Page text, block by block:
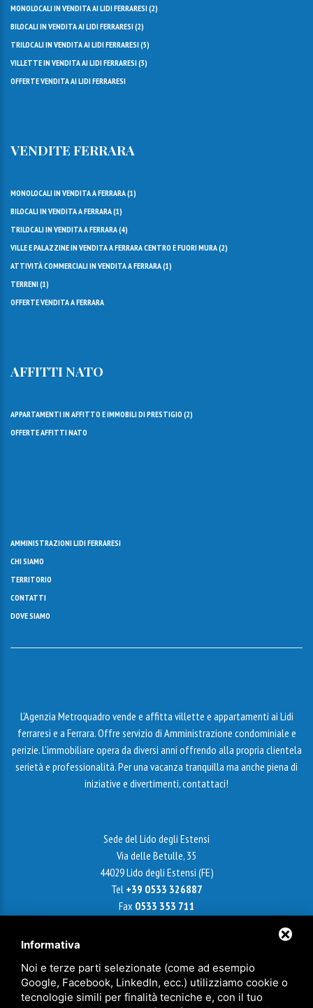
MONOLOCALI IN VENDITA AI LIDI FERRARESI (2)
BILOCALI IN VENDITA AI LIDI FERRARESI (2)
TRILOCALI IN VENDITA AI LIDI FERRARESI (5)
VILLETTE IN VENDITA AI LIDI FERRARESI (3)
OFFERTE VENDITA AI LIDI FERRARESI
VENDITE FERRARA
MONOLOCALI IN VENDITA A FERRARA (1)
BILOCALI IN VENDITA A FERRARA (1)
TRILOCALI IN VENDITA A FERRARA (4)
VILLE E PALAZZINE IN VENDITA A FERRARA CENTRO E FUORI MURA (2)
ATTIVITÀ COMMERCIALI IN VENDITA A FERRARA (1)
TERRENI (1)
OFFERTE VENDITA A FERRARA
AFFITTI NATO
APPARTAMENTI IN AFFITTO E IMMOBILI DI PRESTIGIO (2)
OFFERTE AFFITTI NATO
AMMINISTRAZIONI LIDI FERRARESI
CHI SIAMO
TERRITORIO
CONTATTI
DOVE SIAMO
L’Agenzia Metroquadro vende e affitta villette e appartamenti ai Lidi
ferraresi e a Ferrara. Offre servizio di Amministrazione condominiale e
perizie. L'immobiliare opera da diversi anni offrendo alla propria clientela
serietà e professionalità. Per una vacanza tranquilla ma anche piena di
iniziative e divertimenti, contattaci!
Sede del Lido degli Estensi
Via delle Betulle, 35
44029 Lido degli Estensi (FE)
Tel +39 0533 326887
Fax 0533 353 711
Sede di Ferrara
Via Cairoli, 18 - 44121 Ferrara
Informativa
Noi e terze parti selezionate (come ad esempio
Google, Facebook, LinkedIn, ecc.) utilizziamo cookie o
tecnologie simili per finalità tecniche e, con il tuo